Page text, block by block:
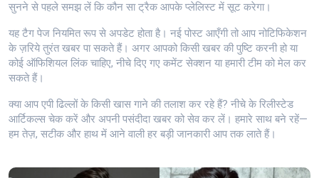
सुनने से पहले समझ लें कि कौन सा ट्रैक आपके प्लेलिस्ट में सूट करेगा।
यह टैग पेज नियमित रूप से अपडेट होता है। नई पोस्ट आएँगी तो आप नोटिफिकेशन
के ज़रिये तुरंत खबर पा सकते हैं। अगर आपको किसी खबर की पुष्टि करनी हो या
कोई ऑफिशियल लिंक चाहिए, नीचे दिए गए कमेंट सेक्शन या हमारी टीम को मेल कर
सकते हैं।
क्या आप एपी ढिल्लों के किसी खास गाने की तलाश कर रहे हैं? नीचे के रिलीस्टेड
आर्टिकल्स चेक करें और अपनी पसंदीदा खबर को सेव कर लें। हमारे साथ बने रहें—
हम तेज़, सटीक और हाथ में आने वाली हर बड़ी जानकारी आप तक लाते हैं।